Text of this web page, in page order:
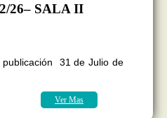
26– SALA II
31 de Julio de
Ver Mas